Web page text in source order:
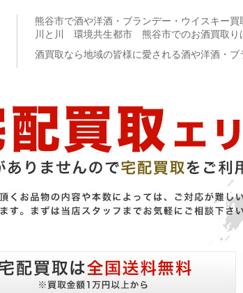
熊谷市で酒や洋酒・ブランデー・ウイスキー
川と川 環境共生都市 熊谷市でのお酒買取り
酒買取なら地域の皆様に愛される酒や洋酒・